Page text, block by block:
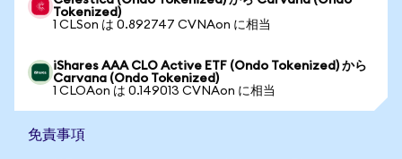
Tokenized)
1 CLSon は 0.892747 CVNAon に相当
iShares AAA CLO Active ETF (Ondo Tokenized) から
Carvana (Ondo Tokenized)
1 CLOAon は 0.149013 CVNAon に相当
免責事項